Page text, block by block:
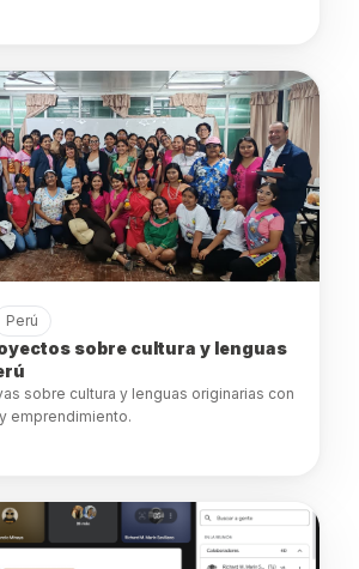
Perú
sobre cultura y lenguas
sobre cultura y lenguas originarias con
emprendimiento.